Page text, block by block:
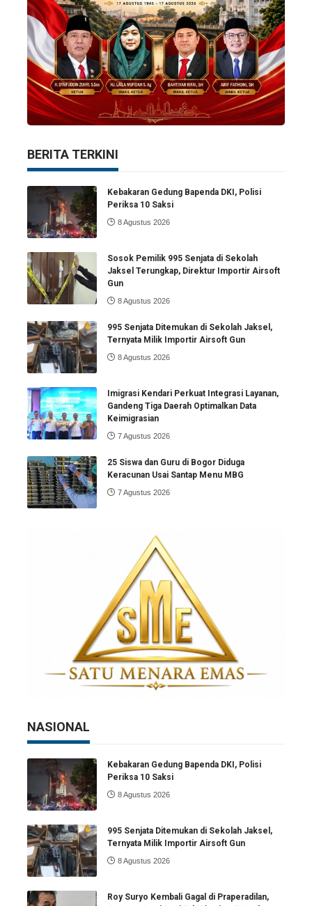
BERITA TERKINI
Kebakaran Gedung Bapenda DKI, Polisi
Periksa 10 Saksi
8 Agustus 2026
Sosok Pemilik 995 Senjata di Sekolah
Jaksel Terungkap, Direktur Importir Airsoft
Gun
8 Agustus 2026
995 Senjata Ditemukan di Sekolah Jaksel,
Ternyata Milik Importir Airsoft Gun
8 Agustus 2026
Imigrasi Kendari Perkuat Integrasi Layanan,
Gandeng Tiga Daerah Optimalkan Data
Keimigrasian
7 Agustus 2026
25 Siswa dan Guru di Bogor Diduga
Keracunan Usai Santap Menu MBG
7 Agustus 2026
NASIONAL
Kebakaran Gedung Bapenda DKI, Polisi
Periksa 10 Saksi
8 Agustus 2026
995 Senjata Ditemukan di Sekolah Jaksel,
Ternyata Milik Importir Airsoft Gun
8 Agustus 2026
Roy Suryo Kembali Gagal di Praperadilan,